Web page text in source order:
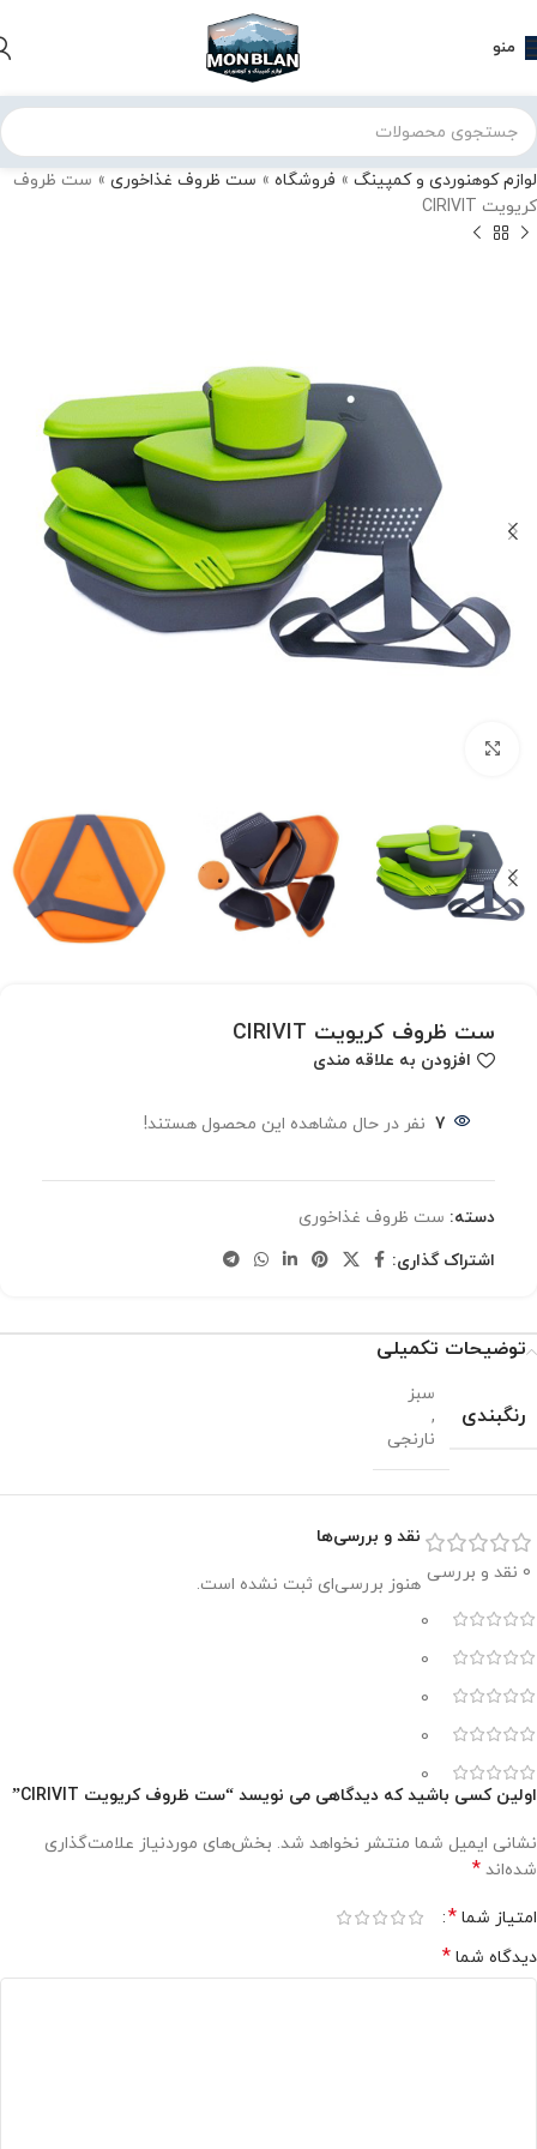
منو
لوازم کوهنوردی و کمپینگ » فروشگاه » ست ظروف غذاخوری » ست ظروف
کریویت CIRIVIT
ست ظروف کریویت CIRIVIT
افزودن به علاقه مندی
7 نفر در حال مشاهده این محصول هستند!
دسته: ست ظروف غذاخوری
اشتراک گذاری:
توضیحات تکمیلی
رنگبندی
سبز
,
نارنجی
0 نقد و بررسی
0
0
0
0
0
نقد و بررسی‌ها
هنوز بررسی‌ای ثبت نشده است.
اولین کسی باشید که دیدگاهی می نویسد “ست ظروف کریویت CIRIVIT”
نشانی ایمیل شما منتشر نخواهد شد. بخش‌های موردنیاز علامت‌گذاری
شده‌اند *
امتیاز شما *
دیدگاه شما *